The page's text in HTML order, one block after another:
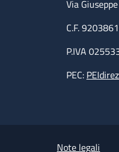
Via
C.F.
P.IVA
PEC:
Note legali